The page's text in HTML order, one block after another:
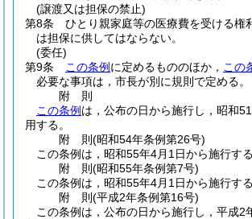
(譲渡又は担保の禁止)
第8条
ひとり親家庭等の医療費を受ける権
は担保に供してはならない。
(委任)
第9条
この条例 に定めるもののほか， この
必要な事項は，市長が別に規則で定める。
附 則
この条例 は，公布の日から施行し，昭和
用する。
附 則(昭和54年条例第26号)
この条例は，昭和55年4月1日から施行する
附 則(昭和55年条例第7号)
この条例は，昭和55年4月1日から施行する
附 則(平成2年条例第16号)
この条例は，公布の日から施行し，平成2